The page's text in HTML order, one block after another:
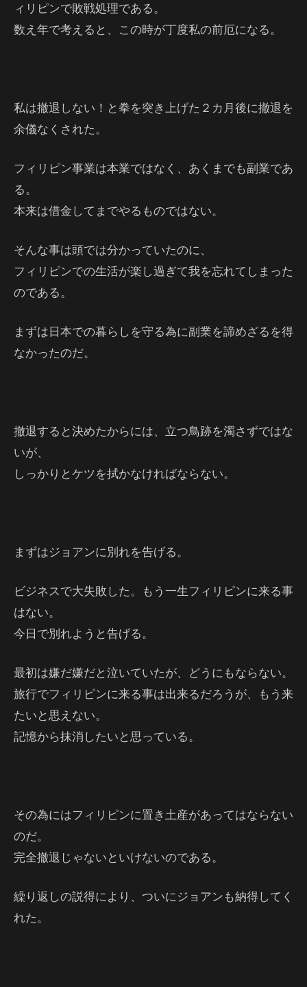
ィリピンで敗戦処理である。
数え年で考えると、この時が丁度私の前厄になる。
私は撤退しない！と拳を突き上げた２カ月後に撤退を
余儀なくされた。
フィリピン事業は本業ではなく、あくまでも副業であ
る。
本来は借金してまでやるものではない。
そんな事は頭では分かっていたのに、
フィリピンでの生活が楽し過ぎて我を忘れてしまった
のである。
まずは日本での暮らしを守る為に副業を諦めざるを得
なかったのだ。
撤退すると決めたからには、立つ鳥跡を濁さずではな
いが、
しっかりとケツを拭かなければならない。
まずはジョアンに別れを告げる。
ビジネスで大失敗した。もう一生フィリピンに来る事
はない。
今日で別れようと告げる。
最初は嫌だ嫌だと泣いていたが、どうにもならない。
旅行でフィリピンに来る事は出来るだろうが、もう来
たいと思えない。
記憶から抹消したいと思っている。
その為にはフィリピンに置き土産があってはならない
のだ。
完全撤退じゃないといけないのである。
繰り返しの説得により、ついにジョアンも納得してく
れた。